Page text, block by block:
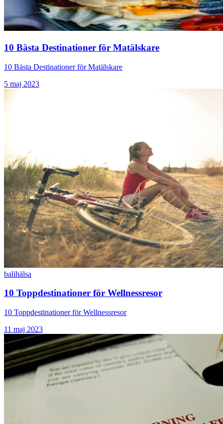
10 Bästa Destinationer för Matälskare
10 Bästa Destinationer för Matälskare
5 maj 2023
balihälsa
10 Toppdestinationer för Wellnessresor
10 Toppdestinationer för Wellnessresor
11 maj 2023